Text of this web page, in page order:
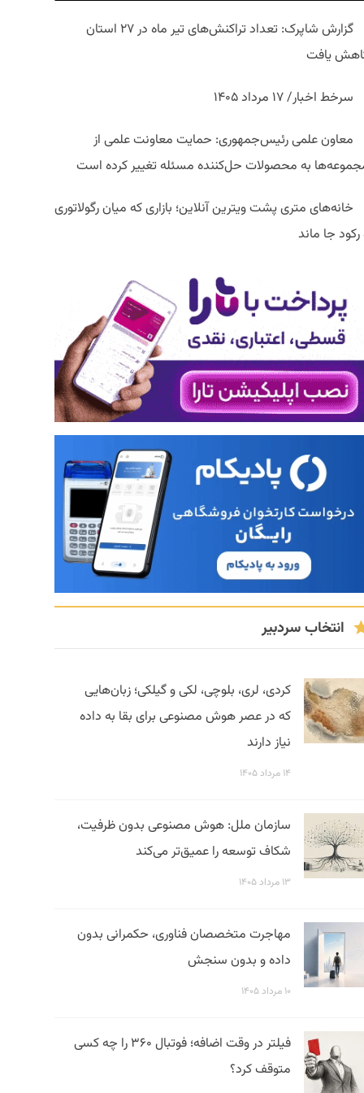
گزارش شاپرک: تعداد تراکنش‌های تیر ماه در ۲۷ استان‌
یافت
سرخط اخبار/ ۱۷ مرداد ۱۴۰۵
معاون علمی رئیس‌جمهوری: حمایت معاونت علمی از
به محصولات حل‌کننده مسئله تغییر کرده است
خانه‌های متری پشت ویترین آنلاین؛ بازاری که میان رگولاتوری
جا ماند
انتخاب سردبیر
کردی، لری، بلوچی، لکی و گیلکی؛ زبان‌هایی
که در عصر هوش مصنوعی برای بقا به داده
نیاز دارند
۱۴ مرداد ۱۴۰۵
سازمان ملل: هوش مصنوعی بدون ظرفیت،
شکاف توسعه را عمیق‌تر می‌کند
۱۳ مرداد ۱۴۰۵
مهاجرت متخصصان فناوری، حکمرانی بدون
داده و بدون سنجش
۱۰ مرداد ۱۴۰۵
فیلتر در وقت اضافه؛ فوتبال ۳۶۰ را چه کسی
متوقف کرد؟